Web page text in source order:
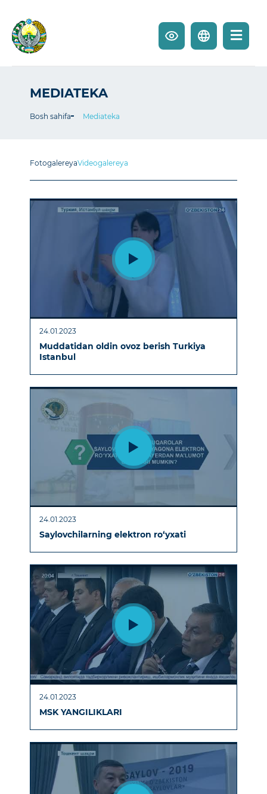
MEDIATEKA
Bosh sahifa Mediateka
FotogalereyaVideogalereya
24.01.2023
Muddatidan oldin ovoz berish Turkiya
Istanbul
24.01.2023
Saylovchilarning elektron ro‘yxati
24.01.2023
MSK YANGILIKLARI